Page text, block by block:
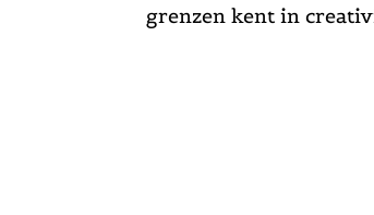
grenzen kent in